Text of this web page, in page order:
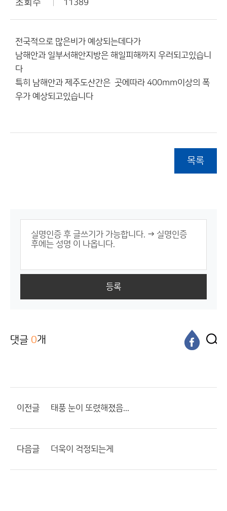
조회수 11389
전국적으로 많은비가 예상되는데다가
남해안과 일부서해안지방은 해일피해까지 우러되고있습니
다
특히 남해안과 제주도산간은 곳에따라 400mm이상의 폭
우가 예상되고있습니다
목록
등록
댓글 0개
이전글 태풍 눈이 또렸해졌음...
다음글 더욱이 걱정되는게